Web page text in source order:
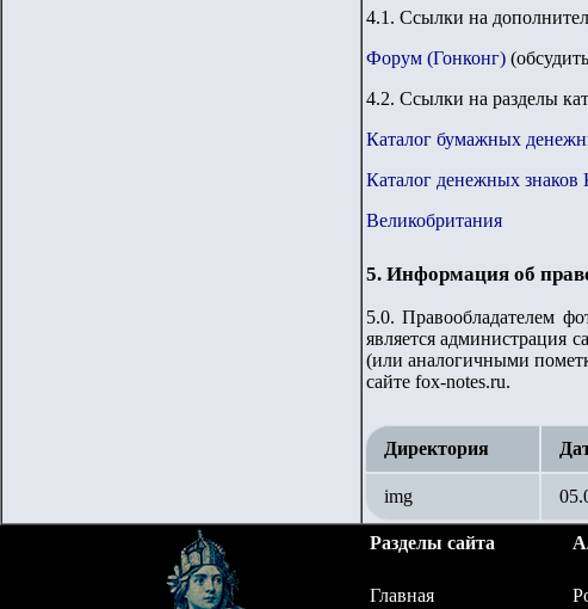
4.1. Ссылки на
Форум (Гонконг)
4.2. Ссылки на разделы
Каталог бумажных
Каталог денежных знаков
Великобритания
5. Информация об
5.0. Правообладателем
является администрация
(или аналогичными
сайте fox-notes.ru.
Директория
img
Разделы сайта
Главная